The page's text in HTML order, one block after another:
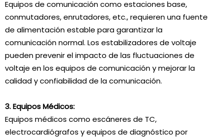
Equipos de comunicación como estaciones base,
conmutadores, enrutadores, etc., requieren una fuente
de alimentación estable para garantizar la
comunicación normal. Los estabilizadores de voltaje
pueden prevenir el impacto de las fluctuaciones de
voltaje en los equipos de comunicación y mejorar la
calidad y confiabilidad de la comunicación.
3. Equipos Médicos:
Equipos médicos como escáneres de TC,
electrocardiógrafos y equipos de diagnóstico por